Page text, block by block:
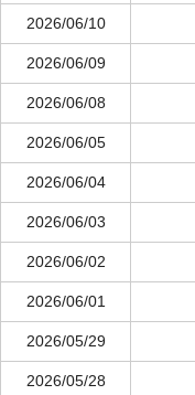
2026/06/10
2026/06/09
2026/06/08
2026/06/05
2026/06/04
2026/06/03
2026/06/02
2026/06/01
2026/05/29
2026/05/28